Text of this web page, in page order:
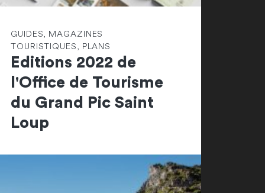
GUIDES, MAGAZINES
TOURISTIQUES, PLANS
Editions 2022 de
l'Office de Tourisme
du Grand Pic Saint
Loup